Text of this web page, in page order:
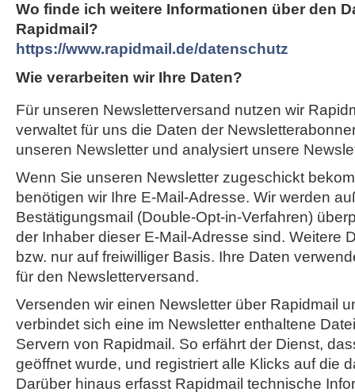
Wo finde ich weitere Informationen über den
Rapidmail?
https://www.rapidmail.de/datenschutz
Wie verarbeiten wir Ihre Daten?
Für unseren Newsletterversand nutzen wir
verwaltet für uns die Daten der
unseren Newsletter und analysiert unsere
Wenn Sie unseren Newsletter zugeschickt
benötigen wir Ihre E-Mail-Adresse. Wir werden
Bestätigungsmail (Double-Opt-in-Verfahren)
der Inhaber dieser E-Mail-Adresse sind. Weitere
bzw. nur auf freiwilliger Basis. Ihre Daten
für den Newsletterversand.
Versenden wir einen Newsletter über Rapidmail
verbindet sich eine im Newsletter enthaltene
Servern von Rapidmail. So erfährt der Dienst,
geöffnet wurde, und registriert alle Klicks auf die
Darüber hinaus erfasst Rapidmail technische